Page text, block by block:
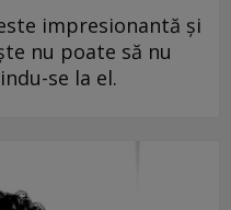
impresionantă și
nu poate să nu
se la el.